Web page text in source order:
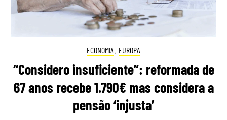
ECONOMIA , EUROPA
“Considero insuficiente”: reformada de
67 anos recebe 1.790€ mas considera a
pensão ‘injusta’